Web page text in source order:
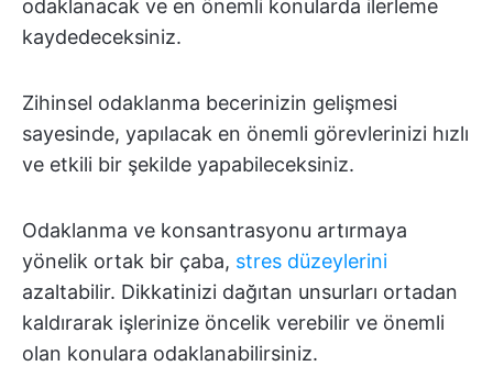
odaklanacak ve en önemli konularda ilerleme
kaydedeceksiniz.
Zihinsel odaklanma becerinizin gelişmesi
sayesinde, yapılacak en önemli görevlerinizi hızlı
ve etkili bir şekilde yapabileceksiniz.
Odaklanma ve konsantrasyonu artırmaya
yönelik ortak bir çaba, stres düzeylerini
azaltabilir. Dikkatinizi dağıtan unsurları ortadan
kaldırarak işlerinize öncelik verebilir ve önemli
olan konulara odaklanabilirsiniz.